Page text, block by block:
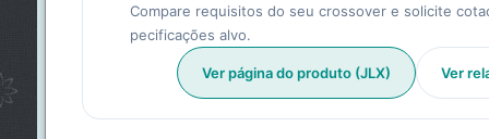
Compare requisitos do seu crossover e solicite
pecificações alvo.
Ver página do produto (JLX) Ver